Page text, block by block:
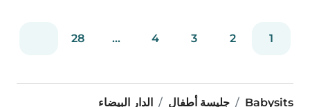
1
2
3
4
...
28
Babysits جليسة أطفال الدار البيضاء